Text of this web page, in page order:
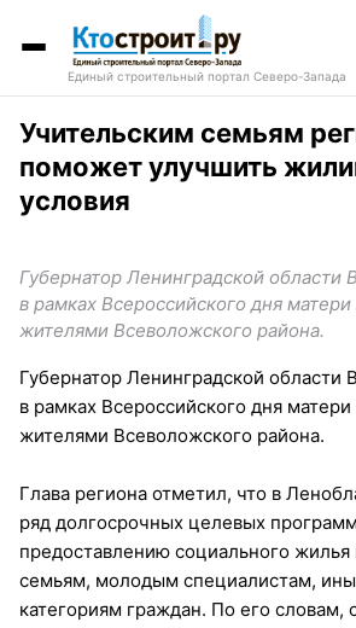
Единый строительный портал Северо-Запада
Учительским семьям
поможет улучшить
условия
Губернатор Ленинградской
в рамках Всероссийского дня матери
жителями Всеволожского района.
Губернатор Ленинградской
в рамках Всероссийского дня матери
жителями Всеволожского района.
Глава региона отметил, что в
ряд долгосрочных целевых
предоставлению социального
семьям, молодым специалистам,
категориям граждан. По его словам,